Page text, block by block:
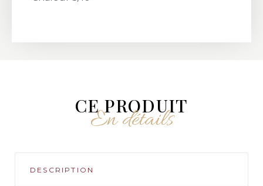
CE PRODUIT
En détails
DESCRIPTION